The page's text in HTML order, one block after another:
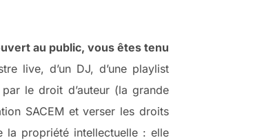
au public, vous êtes tenu
live, d’un DJ, d’une playlist
le droit d’auteur (la grande
SACEM et verser les droits
la propriété intellectuelle : elle